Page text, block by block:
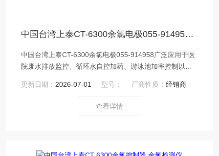
中国台湾上泰CT-6300余氯电极055-914958 余氯检测仪
中国台湾上泰CT-6300余氯电极055-914958广泛应用于医
院废水排放监控、循环水自控加药、游泳池加率控制以及
更新日期： 2026-07-01 型号： 厂商性质：经销商
查看详情